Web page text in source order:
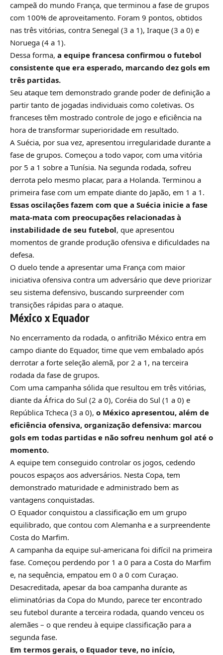
campeã do mundo França, que terminou a fase de grupos
com 100% de aproveitamento. Foram 9 pontos, obtidos
nas três vitórias, contra Senegal (3 a 1), Iraque (3 a 0) e
Noruega (4 a 1).
Dessa forma, a equipe francesa confirmou o futebol
consistente que era esperado, marcando dez gols em
três partidas.
Seu ataque tem demonstrado grande poder de definição a
partir tanto de jogadas individuais como coletivas. Os
franceses têm mostrado controle de jogo e eficiência na
hora de transformar superioridade em resultado.
A Suécia, por sua vez, apresentou irregularidade durante a
fase de grupos. Começou a todo vapor, com uma vitória
por 5 a 1 sobre a Tunísia. Na segunda rodada, sofreu
derrota pelo mesmo placar, para a Holanda. Terminou a
primeira fase com um empate diante do Japão, em 1 a 1.
Essas oscilações fazem com que a Suécia inicie a fase
mata-mata com preocupações relacionadas à
instabilidade de seu futebol, que apresentou
momentos de grande produção ofensiva e dificuldades na
defesa.
O duelo tende a apresentar uma França com maior
iniciativa ofensiva contra um adversário que deve priorizar
seu sistema defensivo, buscando surpreender com
transições rápidas para o ataque.
México x Equador
No encerramento da rodada, o anfitrião México entra em
campo diante do Equador, time que vem embalado após
derrotar a forte seleção alemã, por 2 a 1, na terceira
rodada da fase de grupos.
Com uma campanha sólida que resultou em três vitórias,
diante da África do Sul (2 a 0), Coréia do Sul (1 a 0) e
República Tcheca (3 a 0), o México apresentou, além de
eficiência ofensiva, organização defensiva: marcou
gols em todas partidas e não sofreu nenhum gol até o
momento.
A equipe tem conseguido controlar os jogos, cedendo
poucos espaços aos adversários. Nesta Copa, tem
demonstrado maturidade e administrado bem as
vantagens conquistadas.
O Equador conquistou a classificação em um grupo
equilibrado, que contou com Alemanha e a surpreendente
Costa do Marfim.
A campanha da equipe sul-americana foi difícil na primeira
fase. Começou perdendo por 1 a 0 para a Costa do Marfim
e, na sequência, empatou em 0 a 0 com Curaçao.
Desacreditada, apesar da boa campanha durante as
eliminatórias da Copa do Mundo, parece ter encontrado
seu futebol durante a terceira rodada, quando venceu os
alemães – o que rendeu à equipe classificação para a
segunda fase.
Em termos gerais, o Equador teve, no início,